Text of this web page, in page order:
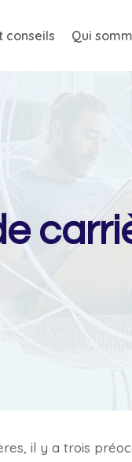
conseils Qui
il y a trois